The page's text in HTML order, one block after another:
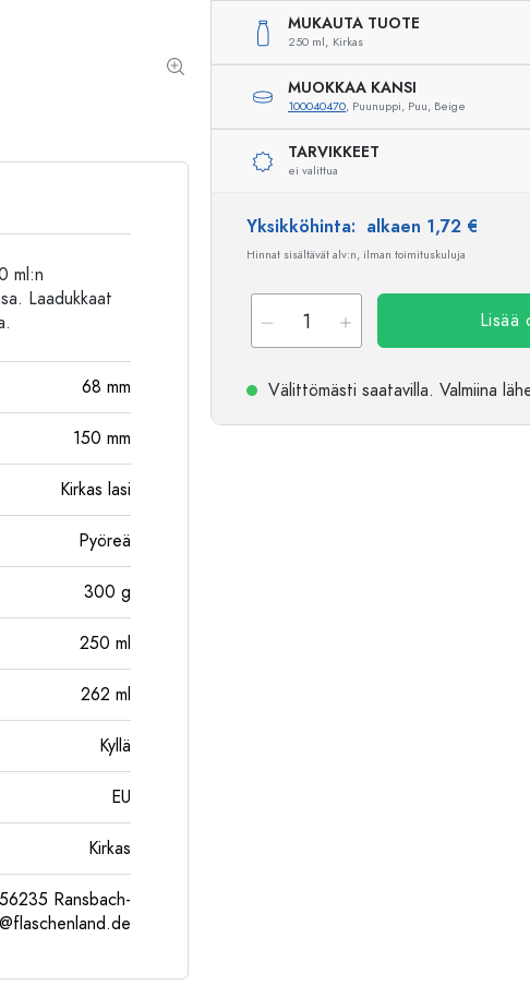
MUKAUTA TUOTE
250 ml, Kirkas
MUOKKAA KANSI
100040470, Puunuppi, Puu, Beige
TARVIKKEET
ei valittua
Yksikköhinta: alkaen 1,72 €
Hinnat sisältävät alv:n, ilman toimituskuluja
Lisää
Välittömästi saatavilla. Valmiina
ml:n
Laadukkaat
68 mm
150 mm
Kirkas lasi
Pyöreä
300 g
250 ml
262 ml
Kyllä
EU
Kirkas
Ransbach-